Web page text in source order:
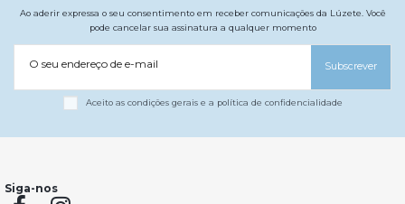
Ao aderir expressa o seu consentimento em receber comunicações da Lúzete. Você
pode cancelar sua assinatura a qualquer momento
O seu endereço de e-mail Subscrever
Aceito as condições gerais e a política de confidencialidade
Siga-nos